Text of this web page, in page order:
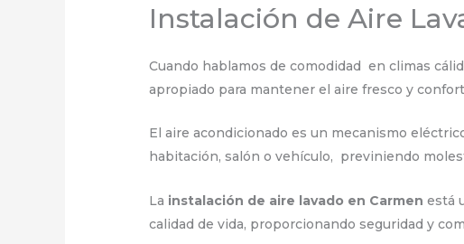
Instalación de Aire
Cuando hablamos de comodidad en climas
apropiado para mantener el aire fresco y
El aire acondicionado es un mecanismo
habitación, salón o vehículo, previniendo
La instalación de aire lavado en Carmenestá
calidad de vida, proporcionando seguridad y